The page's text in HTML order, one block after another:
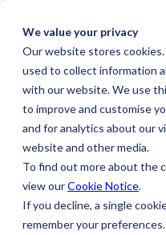
We value your privacy
Our website stores
used to collect information
with our website. We use
to improve and customise
and for analytics about our
website and other media.
To find out more about the
view ourCookie Notice.
If you decline, a single
remember your preferences.
INFORMACIÓN